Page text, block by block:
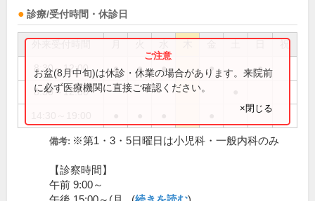
診療/受付時間・休診日
祝
8:30～12:00 ● ● ● ● ●
8:30～12:30
お盆(8月中旬)は休診・休業の場合があります。来院前
に必ず医療機関に直接ご確認ください。
×閉じる
備考: ※第1・3・5日曜日は小児科・一般内科のみ
【診察時間】
午前 9:00～